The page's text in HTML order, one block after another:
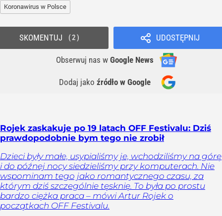
Koronawirus w Polsce
UDOSTĘPNIJ
Obserwuj nas w Google News
Dodaj jako źródło w Google
SKOMENTUJ 2
Rojek zaskakuje po 19 latach OFF Festivalu: Dziś
prawdopodobnie bym tego nie zrobił
Dzieci były małe, usypialiśmy je, wchodziliśmy na górę
i do późnej nocy siedzieliśmy przy komputerach. Nie
wspominam tego jako romantycznego czasu, za
którym dziś szczególnie tęsknię. To była po prostu
bardzo ciężka praca – mówi Artur Rojek o
początkach OFF Festivalu.